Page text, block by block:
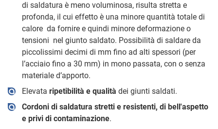
di saldatura è meno voluminosa, risulta stretta e
profonda, il cui effetto è una minore quantità totale di
calore da fornire e quindi minore deformazione o
tensioni nel giunto saldato. Possibilità di saldare da
piccolissimi decimi di mm fino ad alti spessori (per
l’acciaio fino a 30 mm) in mono passata, con o senza
materiale d’apporto.
Elevata ripetibilità e qualità dei giunti saldati.
Cordoni di saldatura stretti e resistenti, di bell'aspetto
e privi di contaminazione.